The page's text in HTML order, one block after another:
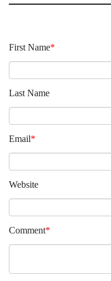
First Name*
Last Name
Email*
Website
Comment*